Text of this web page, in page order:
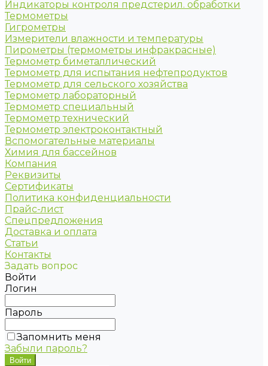
Индикаторы контроля предстерил. обработки
Термометры
Гигрометры
Измерители влажности и температуры
Пирометры (термометры инфракрасные)
Термометр биметаллический
Термометр для испытания нефтепродуктов
Термометр для сельского хозяйства
Термометр лабораторный
Термометр специальный
Термометр технический
Термометр электроконтактный
Вспомогательные материалы
Химия для бассейнов
Компания
Реквизиты
Сертификаты
Политика конфиденциальности
Прайс-лист
Спецпредложения
Доставка и оплата
Статьи
Контакты
Задать вопрос
Войти
Логин
Пароль
Запомнить меня
Забыли пароль?